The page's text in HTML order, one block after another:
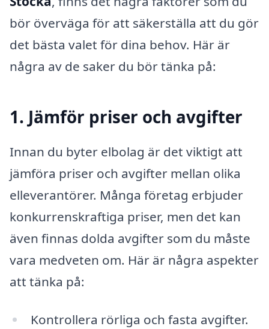
bör överväga för att säkerställa att du gör
det bästa valet för dina behov. Här är
några av de saker du bör tänka på:
1. Jämför priser och avgifter
Innan du byter elbolag är det viktigt att
jämföra priser och avgifter mellan olika
elleverantörer. Många företag erbjuder
konkurrenskraftiga priser, men det kan
även finnas dolda avgifter som du måste
vara medveten om. Här är några aspekter
att tänka på:
Kontrollera rörliga och fasta avgifter.